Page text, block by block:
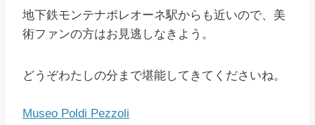
地下鉄モンテナポレオーネ駅からも近いので、美
術ファンの方はお見逃しなきよう。
どうぞわたしの分まで堪能してきてくださいね。
Museo Poldi Pezzoli